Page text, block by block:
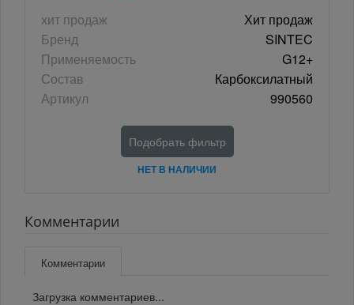
хит продаж
Хит продаж
Бренд
SINTEC
Применяемость
G12+
Состав
Карбоксилатный
Артикул
990560
Подобрать фильтр
НЕТ В НАЛИЧИИ
Комментарии
Комментарии
Загрузка комментариев...